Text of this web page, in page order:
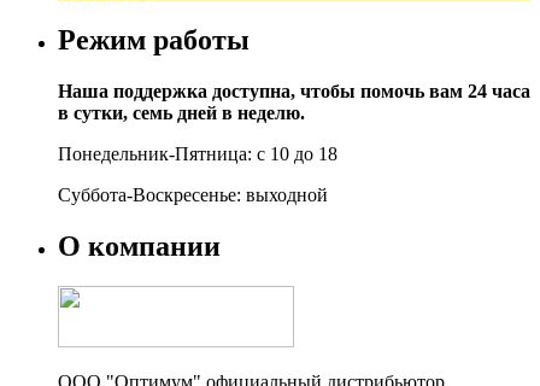
Режим работы
Наша поддержка доступна, чтобы помочь вам 24 часа
в сутки, семь дней в неделю.
Понедельник-Пятница: с 10 до 18
Суббота-Воскресенье: выходной
О компании